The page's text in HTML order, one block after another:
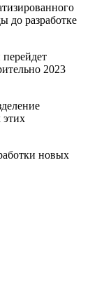
до разработке
2023
этих
новых